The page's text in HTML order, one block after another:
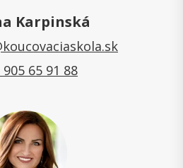
Karpinská
905 65 91 88